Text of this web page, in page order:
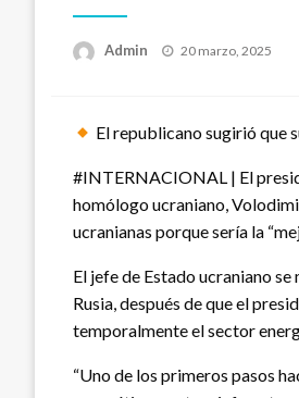
Admin
Publicado
20 marzo, 2025
El republicano sugirió que
#INTERNACIONAL | El
homólogo ucraniano,
ucranianas porque sería la
El jefe de Estado ucraniano
Rusia, después de que el
temporalmente el sector
“Uno de los primeros pasos